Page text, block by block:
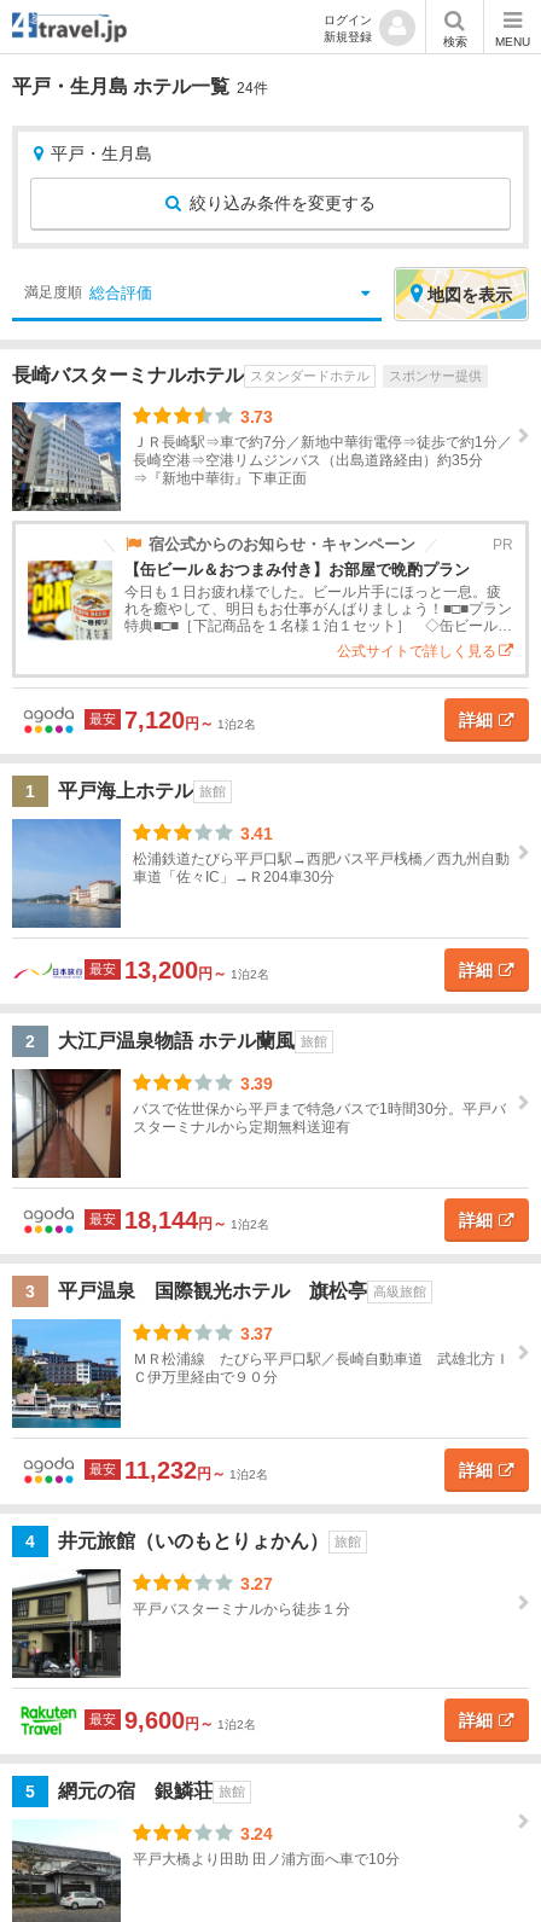
ログイン
新規登録
検索 MENU
平戸・生月島 ホテル一覧 24件
平戸・生月島
絞り込み条件を変更する
り
み
条
件
宿
泊
地
平
戸・
生月
島
ホ
ル
プ
ダ
ー
ド
ホ
テ
ル
館
ョ
ン
ホ
テ
ル
名
の
条
件
で
探
す
リ
を
選
択
北
海
関
信
越
海
近
畿
中
国
四
国
州
福
岡
佐
賀
崎
長
崎
す
べ
て
崎
市
諫
早・
大
満足度順 総合評価 地図を表示
長崎バスターミナルホテル スタンダードホテル スポンサー提供
3.73
ＪＲ長崎駅⇒車で約7分／新地中華街電停⇒徒歩で約1分／
長崎空港⇒空港リムジンバス（出島道路経由）約35分
⇒『新地中華街』下車正面
宿公式からのお知らせ・キャンペーン PR
【缶ビール＆おつまみ付き】お部屋で晩酌プラン
今日も１日お疲れ様でした。ビール片手にほっと一息。疲
れを癒やして、明日もお仕事がんばりましょう！■□■プラン
特典■□■［下記商品を１名様１泊１セット］ ◇缶ビール１
本 ◇おつまみ ※仕入れ状況によって銘柄は異なります
公式サイトで詳しく見る
最安 7,120円～ 1泊2名 詳細
1 平戸海上ホテル 旅館
3.41
松浦鉄道たびら平戸口駅→西肥バス平戸桟橋／西九州自動
車道「佐々IC」→Ｒ204車30分
最安 13,200円～ 1泊2名 詳細
2 大江戸温泉物語 ホテル蘭風 旅館
3.39
バスで佐世保から平戸まで特急バスで1時間30分。平戸バ
スターミナルから定期無料送迎有
最安 18,144円～ 1泊2名 詳細
3 平戸温泉 国際観光ホテル 旗松亭 高級旅館
3.37
ＭＲ松浦線 たびら平戸口駅／長崎自動車道 武雄北方Ｉ
Ｃ伊万里経由で９０分
最安 11,232円～ 1泊2名 詳細
4 井元旅館（いのもとりょかん） 旅館
3.27
平戸バスターミナルから徒歩１分
最安 9,600円～ 1泊2名 詳細
5 網元の宿 銀鱗荘 旅館
3.24
平戸大橋より田助 田ノ浦方面へ車で10分